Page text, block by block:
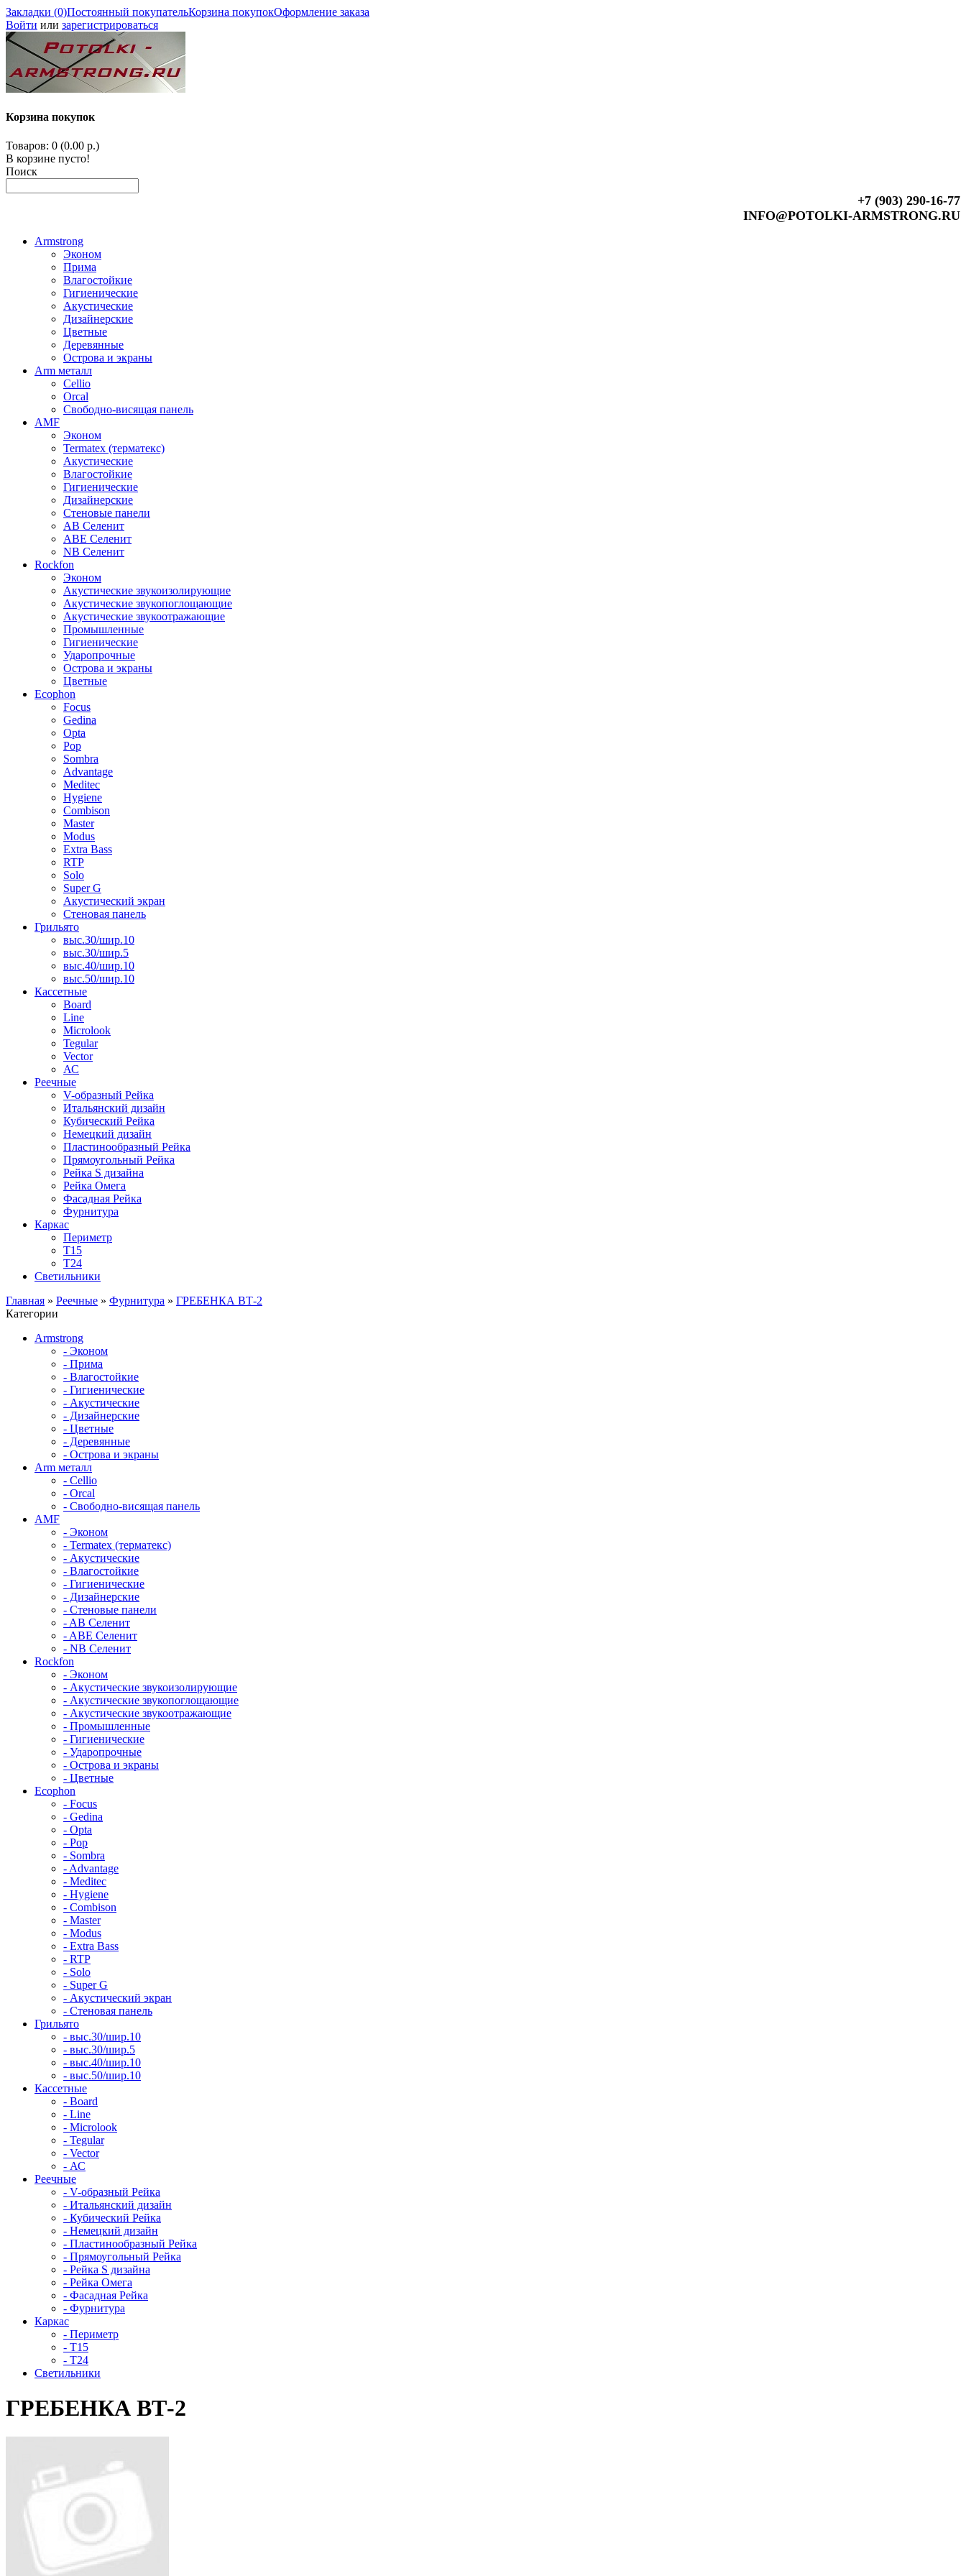
Закладки (0)Постоянный покупательКорзина покупокОформление заказа
Войти или зарегистрироваться
Корзина покупок
Товаров: 0 (0.00 р.)
В корзине пусто!
Поиск
+7 (903) 290-16-77
INFO@POTOLKI-ARMSTRONG.RU
Armstrong
Эконом
Прима
Влагостойкие
Гигиенические
Акустические
Дизайнерские
Цветные
Деревянные
Острова и экраны
Arm металл
Cellio
Orcal
Свободно-висящая панель
AMF
Эконом
Termatex (терматекс)
Акустические
Влагостойкие
Гигиенические
Дизайнерские
Стеновые панели
AB Селенит
ABE Селенит
NB Селенит
Rockfon
Эконом
Акустические звукоизолирующие
Акустические звукопоглощающие
Акустические звукоотражающие
Промышленные
Гигиенические
Ударопрочные
Острова и экраны
Цветные
Ecophon
Focus
Gedina
Opta
Pop
Sombra
Advantage
Meditec
Hygiene
Combison
Master
Modus
Extra Bass
RTP
Solo
Super G
Акустический экран
Стеновая панель
Грильято
выс.30/шир.10
выс.30/шир.5
выс.40/шир.10
выс.50/шир.10
Кассетные
Board
Line
Microlook
Tegular
Vector
АС
Реечные
V-образный Рейка
Итальянский дизайн
Кубический Рейка
Немецкий дизайн
Пластинообразный Рейка
Прямоугольный Рейка
Рейка S дизайна
Рейка Омега
Фасадная Рейка
Фурнитура
Каркас
Периметр
Т15
Т24
Светильники
Главная » Реечные » Фурнитура » ГРЕБЕНКА ВТ-2
Категории
Armstrong
- Эконом
- Прима
- Влагостойкие
- Гигиенические
- Акустические
- Дизайнерские
- Цветные
- Деревянные
- Острова и экраны
Arm металл
- Cellio
- Orcal
- Свободно-висящая панель
AMF
- Эконом
- Termatex (терматекс)
- Акустические
- Влагостойкие
- Гигиенические
- Дизайнерские
- Стеновые панели
- AB Селенит
- ABE Селенит
- NB Селенит
Rockfon
- Эконом
- Акустические звукоизолирующие
- Акустические звукопоглощающие
- Акустические звукоотражающие
- Промышленные
- Гигиенические
- Ударопрочные
- Острова и экраны
- Цветные
Ecophon
- Focus
- Gedina
- Opta
- Pop
- Sombra
- Advantage
- Meditec
- Hygiene
- Combison
- Master
- Modus
- Extra Bass
- RTP
- Solo
- Super G
- Акустический экран
- Стеновая панель
Грильято
- выс.30/шир.10
- выс.30/шир.5
- выс.40/шир.10
- выс.50/шир.10
Кассетные
- Board
- Line
- Microlook
- Tegular
- Vector
- АС
Реечные
- V-образный Рейка
- Итальянский дизайн
- Кубический Рейка
- Немецкий дизайн
- Пластинообразный Рейка
- Прямоугольный Рейка
- Рейка S дизайна
- Рейка Омега
- Фасадная Рейка
- Фурнитура
Каркас
- Периметр
- Т15
- Т24
Светильники
ГРЕБЕНКА ВТ-2